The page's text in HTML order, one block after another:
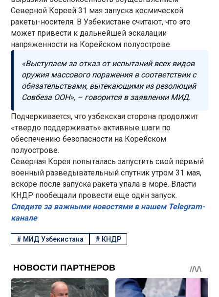
Северной Кореей 31 мая запуска космической
ракеты-носителя. В Узбекистане считают, что это
может привести к дальнейшей эскалации
напряженности на Корейском полуострове.
«Выступаем за отказ от испытаний всех видов
оружия массового поражения в соответствии с
обязательствами, вытекающими из резолюций
Совбеза ООН», – говорится в заявлении МИД.
Подчеркивается, что узбекская сторона продолжит
«твердо поддерживать» активные шаги по
обеспечению безопасности на Корейском
полуострове.
Северная Корея попыталась запустить свой первый
военный разведывательный спутник утром 31 мая,
вскоре после запуска ракета упала в море. Власти
КНДР пообещали провести еще один запуск.
Следите за важными новостями в нашем Telegram-
канале
# МИД Узбекистана # КНДР